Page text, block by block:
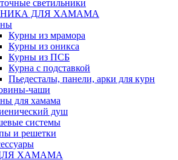
светильники
ДЛЯ ХАМАМА
Курны из мрамора
Курны из оникса
Курны из ПСБ
Курна с подставкой
Пьедесталы, панели, арки для курн
чаши
для хамама
душ
системы
и решетки
ХАМАМА